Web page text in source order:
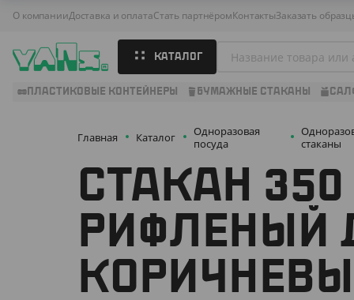
О компанииДоставка и оплатаСтать партнёромКонтактыЗаказать
КАТАЛОГ
ПЛАСТИКОВЫЕ КОНТЕЙНЕРЫ БУМАЖНЫЕ СТАКАНЫ
Главная Каталог
Одноразовая
посуда
стаканы
СТАКАН
РИФЛЕНЫЙ